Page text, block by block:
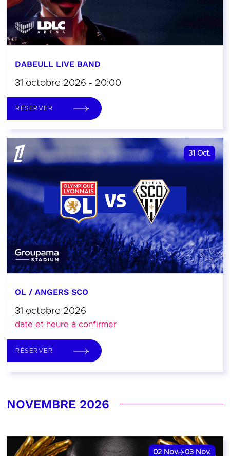
DABEULL LIVE BAND
31 octobre 2026 - 20:00
RÉSERVER
31 Oct.
OL / ANGERS SCO
31 octobre 2026
date et heure à confirmer
RÉSERVER
NOVEMBRE 2026
02 Nov. 03 Nov.